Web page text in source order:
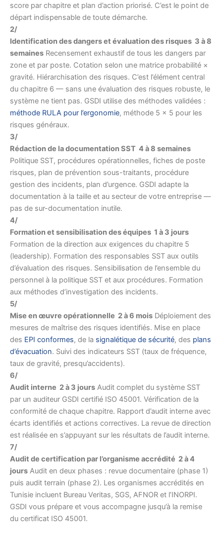
score par chapitre et plan d’action priorisé. C’est le point de
départ indispensable de toute démarche.
2/
Identification des dangers et évaluation des risques 3 à 8
semaines Recensement exhaustif de tous les dangers par
zone et par poste. Cotation selon une matrice probabilité ×
gravité. Hiérarchisation des risques. C’est l’élément central
du chapitre 6 — sans une évaluation des risques robuste, le
système ne tient pas. GSDI utilise des méthodes validées :
méthode RULA pour l’ergonomie, méthode 5 × 5 pour les
risques généraux.
3/
Rédaction de la documentation SST 4 à 8 semaines
Politique SST, procédures opérationnelles, fiches de poste
risques, plan de prévention sous-traitants, procédure
gestion des incidents, plan d’urgence. GSDI adapte la
documentation à la taille et au secteur de votre entreprise —
pas de sur-documentation inutile.
4/
Formation et sensibilisation des équipes 1 à 3 jours
Formation de la direction aux exigences du chapitre 5
(leadership). Formation des responsables SST aux outils
d’évaluation des risques. Sensibilisation de l’ensemble du
personnel à la politique SST et aux procédures. Formation
aux méthodes d’investigation des incidents.
5/
Mise en œuvre opérationnelle 2 à 6 mois Déploiement des
mesures de maîtrise des risques identifiés. Mise en place
des EPI conformes, de la signalétique de sécurité, des plans
d’évacuation. Suivi des indicateurs SST (taux de fréquence,
taux de gravité, presqu’accidents).
6/
Audit interne 2 à 3 jours Audit complet du système SST
par un auditeur GSDI certifié ISO 45001. Vérification de la
conformité de chaque chapitre. Rapport d’audit interne avec
écarts identifiés et actions correctives. La revue de direction
est réalisée en s’appuyant sur les résultats de l’audit interne.
7/
Audit de certification par l’organisme accrédité 2 à 4
jours Audit en deux phases : revue documentaire (phase 1)
puis audit terrain (phase 2). Les organismes accrédités en
Tunisie incluent Bureau Veritas, SGS, AFNOR et l’INORPI.
GSDI vous prépare et vous accompagne jusqu’à la remise
du certificat ISO 45001.